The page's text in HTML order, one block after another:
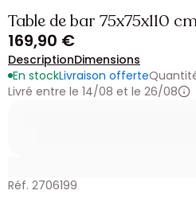
Table de bar 75x75x110
169,90 €
DescriptionDimensions
En stockLivraison offerte
Livré entre le 14/08 et le 26/08
Réf. 2706199